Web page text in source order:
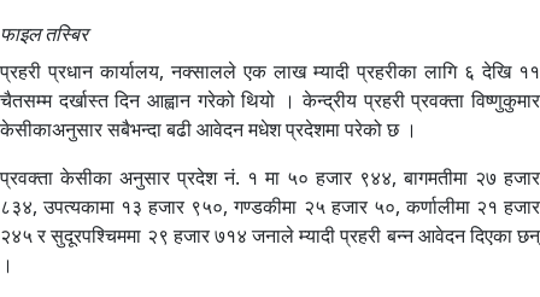
फाइल तस्बिर
प्रहरी प्रधान कार्यालय, नक्सालले एक लाख म्यादी प्रहरीका लागि ६ देखि ११
चैतसम्म दर्खास्त दिन आह्वान गरेको थियो । केन्द्रीय प्रहरी प्रवक्ता विष्णुकुमार
केसीकाअनुसार सबैभन्दा बढी आवेदन मधेश प्रदेशमा परेको छ ।
प्रवक्ता केसीका अनुसार प्रदेश नं. १ मा ५० हजार ९४४, बागमतीमा २७ हजार
८३४, उपत्यकामा १३ हजार ९५०, गण्डकीमा २५ हजार ५०, कर्णालीमा २१ हजार
२४५ र सुदूरपश्चिममा २९ हजार ७१४ जनाले म्यादी प्रहरी बन्न आवेदन दिएका छन्
।